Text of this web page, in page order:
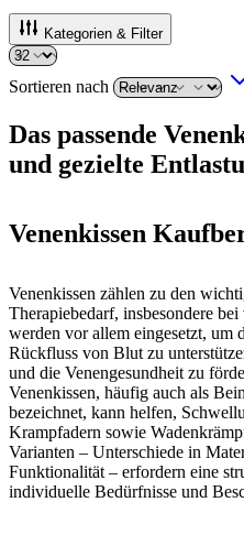
Kategorien & Filter
Sortieren nach
Das passende
und gezielte
Venenkissen
Venenkissen zählen zu den
Therapiebedarf, insbesondere
werden vor allem eingesetzt, um
Rückfluss von Blut zu
und die Venengesundheit zu
Venenkissen, häufig auch als
bezeichnet, kann helfen,
Krampfadern sowie
Varianten – Unterschiede in
Funktionalität – erfordern eine
individuelle Bedürfnisse und